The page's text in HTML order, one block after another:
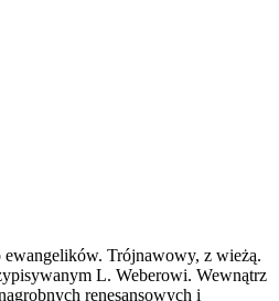
ewangelików. Trójnawowy, z wieżą.
L. Weberowi. Wewnątrz
renesansowych i